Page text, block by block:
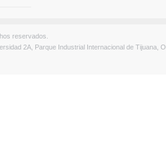
reservados.
2A, Parque Industrial Internacional de Tijuana,